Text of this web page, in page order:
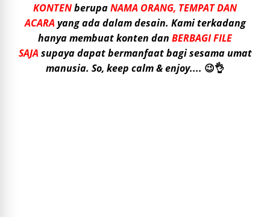
KONTENberupaNAMA ORANG, TEMPAT DAN
ACARA yang ada dalam desain. Kami terkadang
hanya membuat konten dan BERBAGI FILE
SAJA supaya dapat bermanfaat bagi sesama umat
manusia. So, keep calm & enjoy.... 😉👌